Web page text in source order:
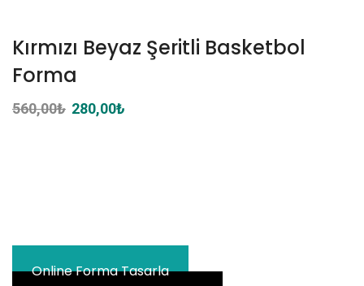
Kırmızı Beyaz Şeritli Basketbol
Forma
560,00₺ Orijinal
280,00₺
Online Forma Tasarla